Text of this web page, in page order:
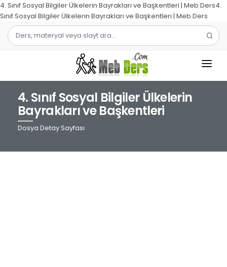
4. Sınıf Sosyal Bilgiler Ülkelerin Bayrakları ve Başkentleri | Meb Ders4.
Sınıf Sosyal Bilgiler Ülkelerin Bayrakları ve Başkentleri | Meb Ders
1.SINIF
2.SINIF
4. Sınıf Sosyal Bilgiler Ülkelerin
Bayrakları ve Başkentleri
Dosya Detay Sayfası